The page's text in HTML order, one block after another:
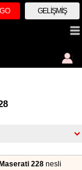
GO GELIŞMIŞ
Maserati 228 nesli